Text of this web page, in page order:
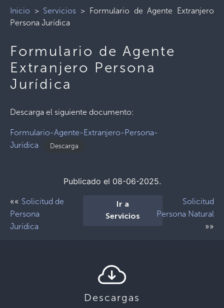
Inicio > Servicios > Formulario de Agente Extranjero
Persona Jurídica
Formulario de Agente
Extranjero Persona
Jurídica
Descarga el siguiente documento:
Formulario-Agente-Extranjero-Persona-
Jurídica
Descarga
Publicado el 08-06-2025.
«« Solicitud de
Persona
Jurídica
Ir a
Servicios
Solicitud
Persona Natural
»»
Descargas